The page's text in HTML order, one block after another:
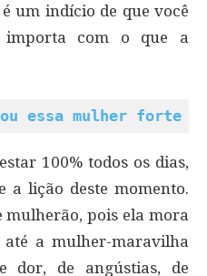
um indício de que você
importa com o que a
essa mulher forte o
100% todos os dias,
lição deste momento.
mulherão, pois ela mora
a mulher-maravilha
dor, de angústias, de